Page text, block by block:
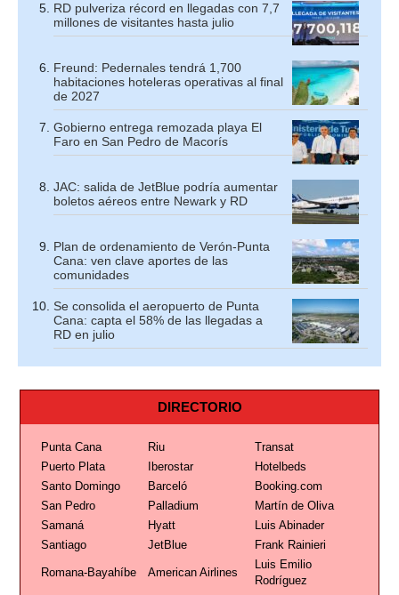
RD pulveriza récord en llegadas con 7,7
millones de visitantes hasta julio
Freund: Pedernales tendrá 1,700
habitaciones hoteleras operativas al final
de 2027
Gobierno entrega remozada playa El
Faro en San Pedro de Macorís
JAC: salida de JetBlue podría aumentar
boletos aéreos entre Newark y RD
Plan de ordenamiento de Verón-Punta
Cana: ven clave aportes de las
comunidades
Se consolida el aeropuerto de Punta
Cana: capta el 58% de las llegadas a
RD en julio
DIRECTORIO
Punta Cana Riu
Transat
Puerto Plata
Iberostar
Hotelbeds
Santo Domingo
Barceló
Booking.com
San Pedro
Palladium
Martín de Oliva
Samaná
Hyatt
Luis Abinader
Santiago
JetBlue Frank Rainieri
Romana-Bayahíbe American Airlines
Luis Emilio
Rodríguez